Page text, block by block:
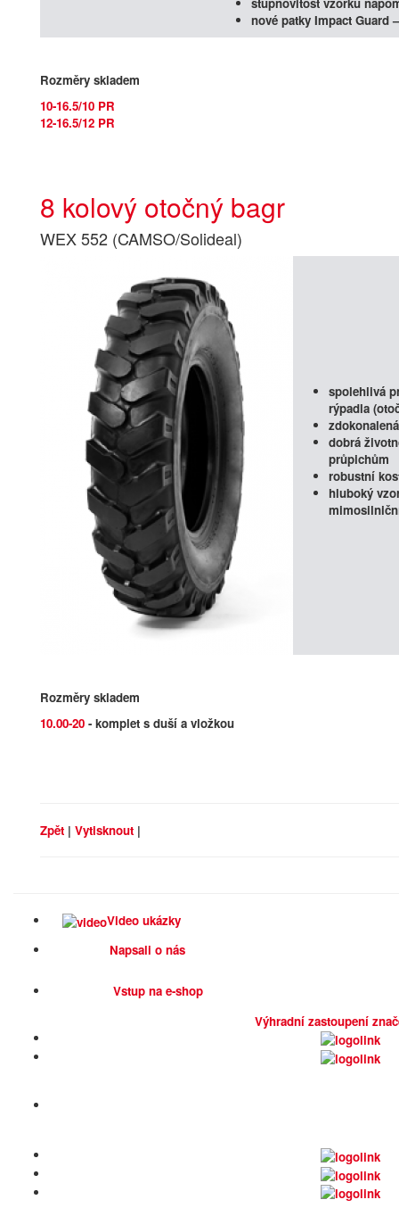
nové patky Impact Guard
Rozměry skladem
10-16.5/10 PR
12-16.5/12 PR
8 kolový otočný bagr
WEX 552 (CAMSO/Solideal)
spolehlivá
rýpadla
dobrá
průpichům
robustní
hluboký
Rozměry skladem
10.00-20 - komplet s duší a vložkou
Zpět | Vytisknout |
Video ukázky
Napsali o nás
Vstup na e-shop
Výhradní zastoupení